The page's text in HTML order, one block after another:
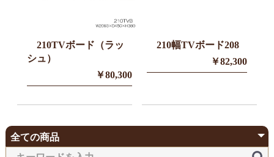
210TVボード（ラッ
シュ）
￥80,300
210幅TVボード208
￥82,300